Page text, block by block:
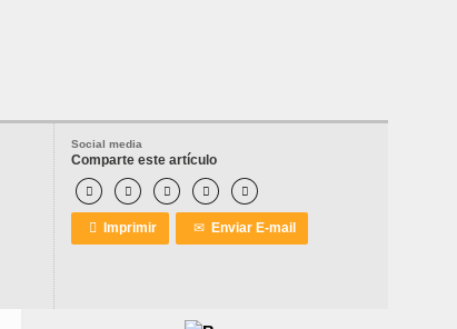
Social media
Comparte este artículo
    
 Imprimir ✉ Enviar E-mail